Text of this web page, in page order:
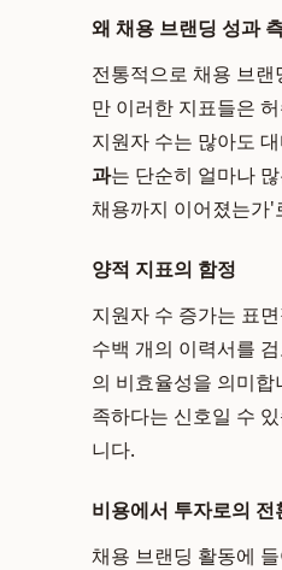
왜 채용 브랜딩 성과
전통적으로 채용 브
만 이러한 지표들은
지원자 수는 많아도
과는 단순히 얼마나
채용까지 이어졌는가'
양적 지표의 함정
지원자 수 증가는 표
수백 개의 이력서를
의 비효율성을 의미
족하다는 신호일 수
니다.
비용에서 투자로의
채용 브랜딩 활동에